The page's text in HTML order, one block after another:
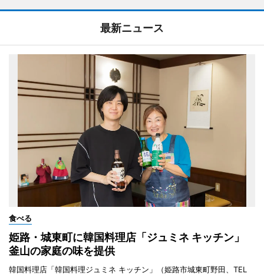
最新ニュース
食べる
姫路・城東町に韓国料理店「ジュミネ キッチン」
釜山の家庭の味を提供
韓国料理店「韓国料理ジュミネ キッチン」（姫路市城東町野田、TEL